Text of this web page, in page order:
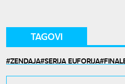
TAGOVI
ZENDAJA SERIJA EUFORIJA